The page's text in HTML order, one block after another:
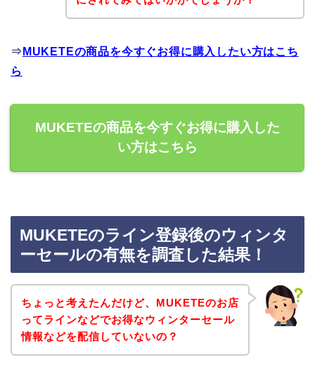
⇒ MUKETEの商品を今すぐお得に購入したい方はこち
ら
MUKETEの商品を今すぐお得に購入した
い方はこちら
MUKETEのライン登録後のウィンタ
ーセールの有無を調査した結果！
ちょっと考えたんだけど、MUKETEのお店
ってラインなどでお得なウィンターセール
情報などを配信していないの？